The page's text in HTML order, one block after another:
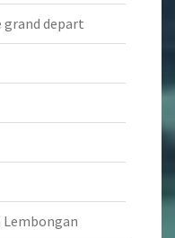
grand depart
Lembongan